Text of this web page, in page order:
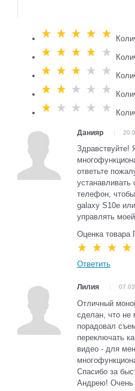
Данияр
Здравствуйте!
ответьте
устанавливать
телефон, чтобы
galaxy S10e
управлять
Оценка товара
Ответить
Лилия
Отличный
сделан, что не
порадовал
переключать
видео - для
Спасибо за
Андрею! Очень